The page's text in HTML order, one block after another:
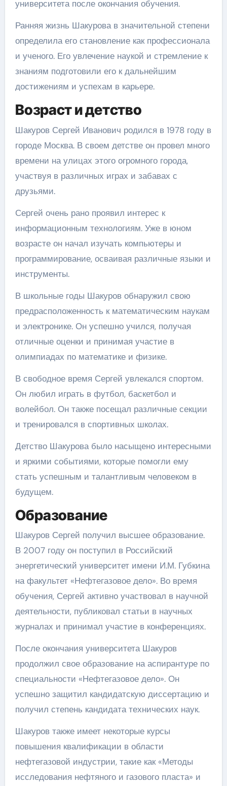
университета после окончания обучения.
Ранняя жизнь Шакурова в значительной степени
определила его становление как профессионала
и ученого. Его увлечение наукой и стремление к
знаниям подготовили его к дальнейшим
достижениям и успехам в карьере.
Возраст и детство
Шакуров Сергей Иванович родился в 1978 году в
городе Москва. В своем детстве он провел много
времени на улицах этого огромного города,
участвуя в различных играх и забавах с
друзьями.
Сергей очень рано проявил интерес к
информационным технологиям. Уже в юном
возрасте он начал изучать компьютеры и
программирование, осваивая различные языки и
инструменты.
В школьные годы Шакуров обнаружил свою
предрасположенность к математическим наукам
и электронике. Он успешно учился, получая
отличные оценки и принимая участие в
олимпиадах по математике и физике.
В свободное время Сергей увлекался спортом.
Он любил играть в футбол, баскетбол и
волейбол. Он также посещал различные секции
и тренировался в спортивных школах.
Детство Шакурова было насыщено интересными
и яркими событиями, которые помогли ему
стать успешным и талантливым человеком в
будущем.
Образование
Шакуров Сергей получил высшее образование.
В 2007 году он поступил в Российский
энергетический университет имени И.М. Губкина
на факультет «Нефтегазовое дело». Во время
обучения, Сергей активно участвовал в научной
деятельности, публиковал статьи в научных
журналах и принимал участие в конференциях.
После окончания университета Шакуров
продолжил свое образование на аспирантуре по
специальности «Нефтегазовое дело». Он
успешно защитил кандидатскую диссертацию и
получил степень кандидата технических наук.
Шакуров также имеет некоторые курсы
повышения квалификации в области
нефтегазовой индустрии, такие как «Методы
исследования нефтяного и газового пласта» и